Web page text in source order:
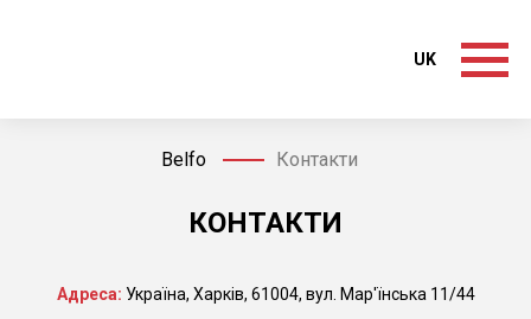
UK
Belfo Контакти
КОНТАКТИ
Адреса: Україна, Харків, 61004, вул. Мар'їнська 11/44